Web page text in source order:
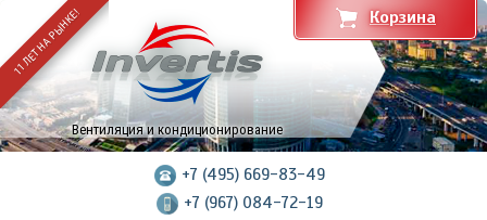
11 ЛЕТ НА РЫНКЕ!
Вентиляция и кондиционирование
+7 (495) 669-83-49
+7 (967) 084-72-19
Корзина